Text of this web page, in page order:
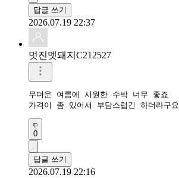
답글 쓰기
2026.07.19 22:37
멋진멧돼지C212527
무더운 여름에 시원한 수박 너무 좋죠
가격이 좀 있어서 부담스럽긴 하더라구요
0
답글 쓰기
2026.07.19 22:16